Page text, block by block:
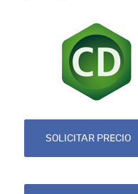
SOLICITAR PRECIO